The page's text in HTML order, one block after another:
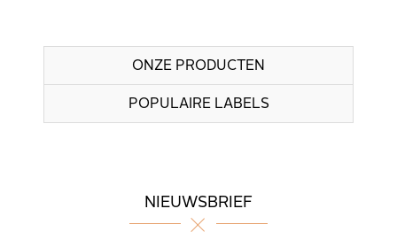
ONZE PRODUCTEN
POPULAIRE LABELS
NIEUWSBRIEF